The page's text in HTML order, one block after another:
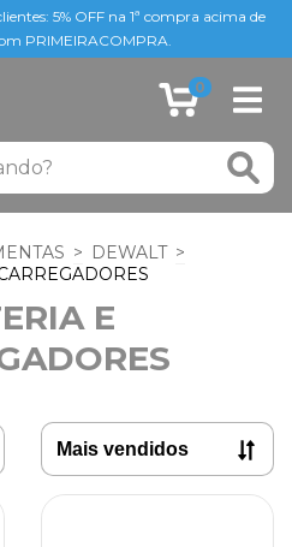
5% OFF na 1ª compra acima de
PRIMEIRACOMPRA.
0
> DEWALT >
E